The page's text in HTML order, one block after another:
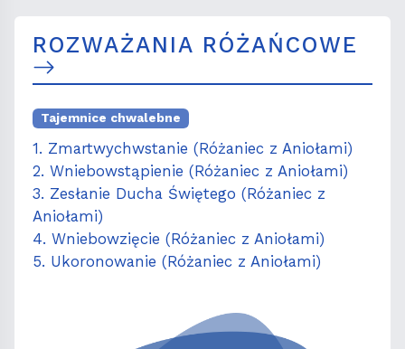
ROZWAŻANIA RÓŻAŃCOWE
Tajemnice chwalebne
1. Zmartwychwstanie (Różaniec z Aniołami)
2. Wniebowstąpienie (Różaniec z Aniołami)
3. Zesłanie Ducha Świętego (Różaniec z
Aniołami)
4. Wniebowzięcie (Różaniec z Aniołami)
5. Ukoronowanie (Różaniec z Aniołami)